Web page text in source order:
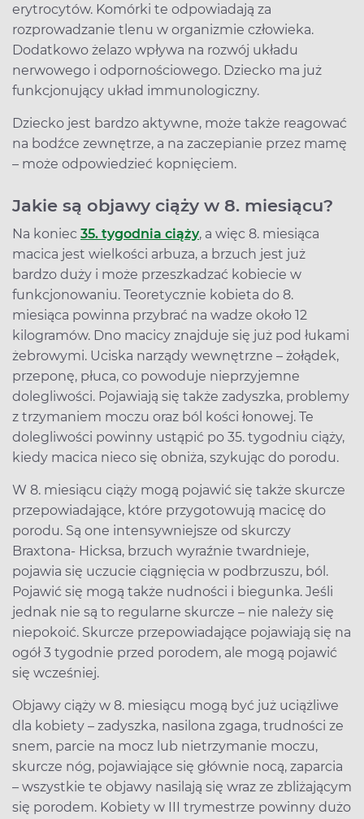
erytrocytów. Komórki te odpowiadają za
rozprowadzanie tlenu w organizmie człowieka.
Dodatkowo żelazo wpływa na rozwój układu
nerwowego i odpornościowego. Dziecko ma już
funkcjonujący układ immunologiczny.
Dziecko jest bardzo aktywne, może także reagować
na bodźce zewnętrze, a na zaczepianie przez mamę
– może odpowiedzieć kopnięciem.
Jakie są objawy ciąży w 8. miesiącu?
Na koniec 35. tygodnia ciąży, a więc 8. miesiąca
macica jest wielkości arbuza, a brzuch jest już
bardzo duży i może przeszkadzać kobiecie w
funkcjonowaniu. Teoretycznie kobieta do 8.
miesiąca powinna przybrać na wadze około 12
kilogramów. Dno macicy znajduje się już pod łukami
żebrowymi. Uciska narządy wewnętrzne – żołądek,
przeponę, płuca, co powoduje nieprzyjemne
dolegliwości. Pojawiają się także zadyszka, problemy
z trzymaniem moczu oraz ból kości łonowej. Te
dolegliwości powinny ustąpić po 35. tygodniu ciąży,
kiedy macica nieco się obniża, szykując do porodu.
W 8. miesiącu ciąży mogą pojawić się także skurcze
przepowiadające, które przygotowują macicę do
porodu. Są one intensywniejsze od skurczy
Braxtona- Hicksa, brzuch wyraźnie twardnieje,
pojawia się uczucie ciągnięcia w podbrzuszu, ból.
Pojawić się mogą także nudności i biegunka. Jeśli
jednak nie są to regularne skurcze – nie należy się
niepokoić. Skurcze przepowiadające pojawiają się na
ogół 3 tygodnie przed porodem, ale mogą pojawić
się wcześniej.
Objawy ciąży w 8. miesiącu mogą być już uciążliwe
dla kobiety – zadyszka, nasilona zgaga, trudności ze
snem, parcie na mocz lub nietrzymanie moczu,
skurcze nóg, pojawiające się głównie nocą, zaparcia
– wszystkie te objawy nasilają się wraz ze zbliżającym
się porodem. Kobiety w III trymestrze powinny dużo